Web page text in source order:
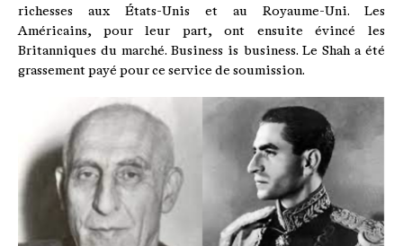
richesses aux États-Unis et au Royaume-Uni. Les
Américains, pour leur part, ont ensuite évincé les
Britanniques du marché. Business is business. Le Shah a été
grassement payé pour ce service de soumission.